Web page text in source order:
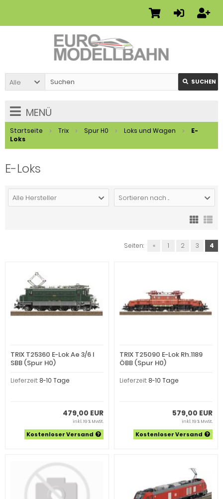
Alle SUCHEN
MENÜ
Startseite Trix Spur H0 Loks und Wagen
E-
Loks
E-Loks
Alle Hersteller Sortieren nach ...
Seiten: « 1 2 3 4
TRIX T25360 E-Lok Ae 3/6 I
SBB (Spur H0)
Lieferzeit: 8-10 Tage
479,00 EUR
inkl. 19 % MwSt.
Kostenloser Versand
TRIX T25090 E-Lok Rh.1189
ÖBB (Spur H0)
Lieferzeit: 8-10 Tage
579,00 EUR
inkl. 19 % MwSt.
Kostenloser Versand